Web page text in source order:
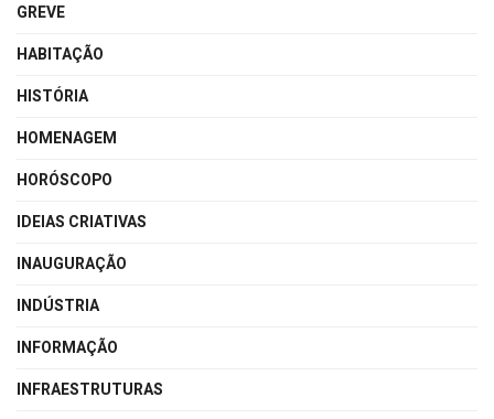
GREVE
HABITAÇÃO
HISTÓRIA
HOMENAGEM
HORÓSCOPO
IDEIAS CRIATIVAS
INAUGURAÇÃO
INDÚSTRIA
INFORMAÇÃO
INFRAESTRUTURAS